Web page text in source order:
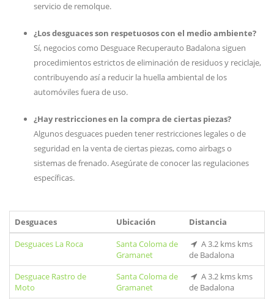
servicio de remolque.
¿Los desguaces son respetuosos con el medio ambiente?
Sí, negocios como Desguace Recuperauto Badalona siguen
procedimientos estrictos de eliminación de residuos y reciclaje,
contribuyendo así a reducir la huella ambiental de los
automóviles fuera de uso.
¿Hay restricciones en la compra de ciertas piezas?
Algunos desguaces pueden tener restricciones legales o de
seguridad en la venta de ciertas piezas, como airbags o
sistemas de frenado. Asegúrate de conocer las regulaciones
específicas.
Desguaces Ubicación
Distancia
Desguaces La Roca
Santa Coloma de
Gramanet
A 3.2 kms kms
de Badalona
Desguace Rastro de
Moto
Santa Coloma de
Gramanet
A 3.2 kms kms
de Badalona